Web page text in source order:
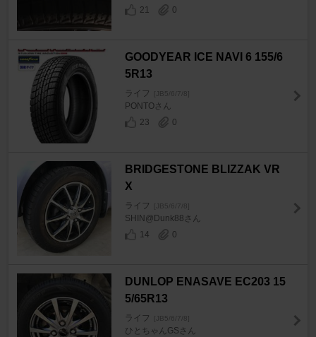
21
0
GOODYEAR ICE NAVI 6 155/6
5R13
ライフ [JB5/6/7/8]
PONTOさん
23
0
BRIDGESTONE BLIZZAK VR
X
ライフ [JB5/6/7/8]
SHIN@Dunk88さん
14
0
DUNLOP ENASAVE EC203 15
5/65R13
ライフ [JB5/6/7/8]
ひとちゃんGSさん